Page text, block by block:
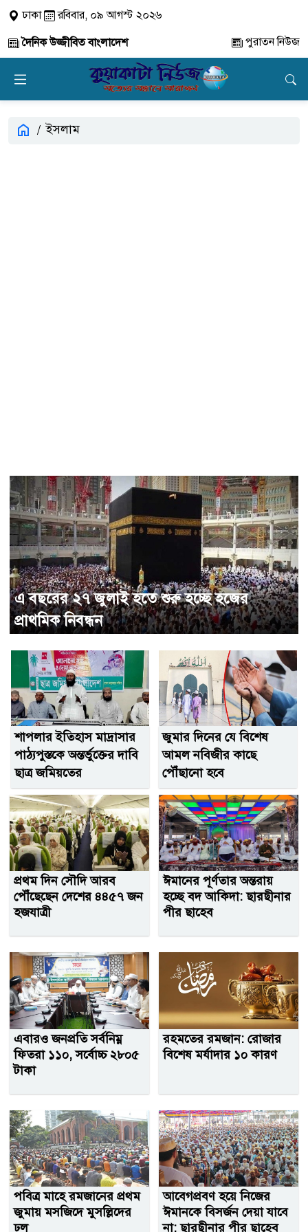
ঢাকা
রবিবার, ০৯ আগস্ট ২০২৬
দৈনিক উজ্জীবিত বাংলাদেশ
পুরাতন নিউজ
ইসলাম
এ বছরের ২৭ জুলাই হতে শুরু হচ্ছে হজের
প্রাথমিক নিবন্ধন
শাপলার ইতিহাস মাদ্রাসার
পাঠ্যপুস্তকে অন্তর্ভুক্তের দাবি
ছাত্র জমিয়তের
জুমার দিনের যে বিশেষ
আমল নবিজীর কাছে
পৌঁছানো হবে
প্রথম দিন সৌদি আরব
পৌঁছেছেন দেশের ৪৪৫৭ জন
হজযাত্রী
ঈমানের পূর্ণতার অন্তরায়
হচ্ছে বদ আকিদা: ছারছীনার
পীর ছাহেব
এবারও জনপ্রতি সর্বনিম্ন
ফিতরা ১১০, সর্বোচ্চ ২৮০৫
টাকা
রহমতের রমজান: রোজার
বিশেষ মর্যাদার ১০ কারণ
পবিত্র মাহে রমজানের প্রথম
জুমায় মসজিদে মুসল্লিদের
ঢল
আবেগপ্রবণ হয়ে নিজের
ঈমানকে বিসর্জন দেয়া যাবে
না: ছারছীনার পীর ছাহেব